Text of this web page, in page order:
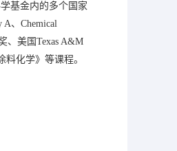
基金内的多个国家
、Chemical
、美国Texas A&M
化学》等课程。